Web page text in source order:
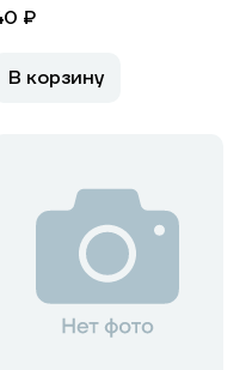
₽
В корзину